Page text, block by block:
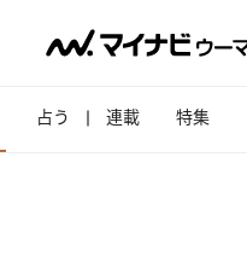
占う 連載 特集